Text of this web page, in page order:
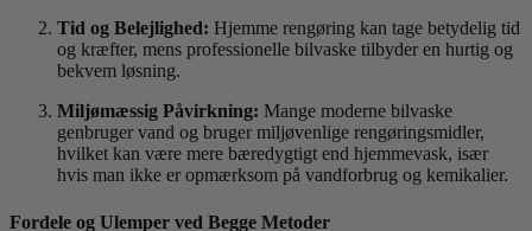
Tid og Belejlighed: Hjemme rengøring kan tage betydelig tid
og kræfter, mens professionelle bilvaske tilbyder en hurtig og
bekvem løsning.
Miljømæssig Påvirkning: Mange moderne bilvaske
genbruger vand og bruger miljøvenlige rengøringsmidler,
hvilket kan være mere bæredygtigt end hjemmevask, især
hvis man ikke er opmærksom på vandforbrug og kemikalier.
Fordele og Ulemper ved Begge Metoder